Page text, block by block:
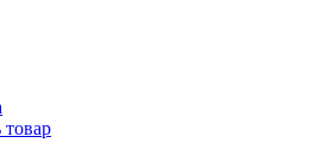
товар